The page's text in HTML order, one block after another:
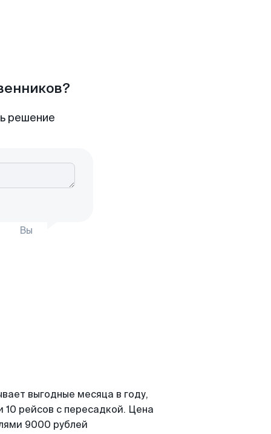
решение
Вы
выгодные месяца в году,
рейсов с пересадкой. Цена
9000 рублей